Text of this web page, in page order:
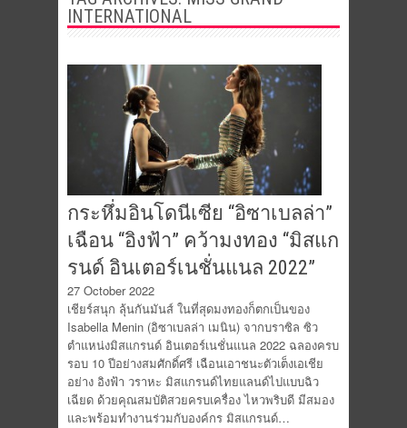
INTERNATIONAL
กระหึ่มอินโดนีเซีย “อิซาเบลล่า”
เฉือน “อิงฟ้า” คว้ามงทอง “มิสแก
รนด์ อินเตอร์เนชั่นแนล 2022”
27 October 2022
เชียร์สนุก ลุ้นกันมันส์ ในที่สุดมงทองก็ตกเป็นของ
Isabella Menin (อิซาเบลล่า เมนิน) จากบราซิล ซิว
ตำแหน่งมิสแกรนด์ อินเตอร์เนชั่นแนล 2022 ฉลองครบ
รอบ 10 ปีอย่างสมศักดิ์ศรี เฉือนเอาชนะตัวเต็งเอเชีย
อย่าง อิงฟ้า วราหะ มิสแกรนด์ไทยแลนด์ไปแบบฉิว
เฉียด ด้วยคุณสมบัติสวยครบเครื่อง ไหวพริบดี มีสมอง
และพร้อมทำงานร่วมกับองค์กร มิสแกรนด์…